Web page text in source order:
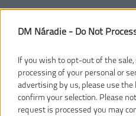
DM Náradie - Do Not
If you wish to opt-out of the
processing of your personal or
advertising by us, please use
confirm your selection. Please
request is processed you may